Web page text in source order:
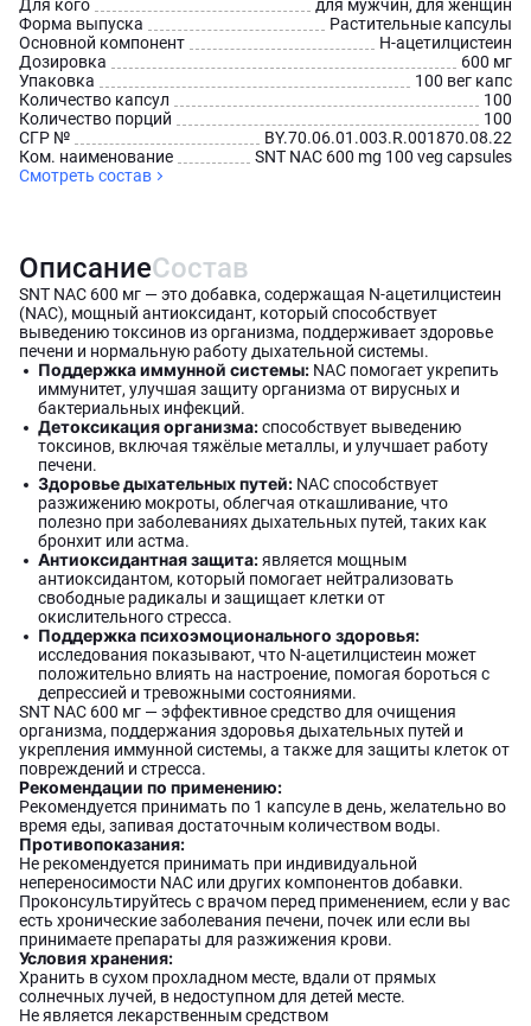
Для кого
для мужчин, для женщин
Форма выпуска
Растительные капсулы
Основной компонент
Н-ацетилцистеин
Дозировка
600 мг
Упаковка
100 вег капс
Количество капсул
100
Количество порций
100
СГР №
BY.70.06.01.003.R.001870.08.22
Ком. наименование
SNT NAC 600 mg 100 veg capsules
Смотреть состав
ОписаниеСостав
SNT NAC 600 мг — это добавка, содержащая N-ацетилцистеин
(NAC), мощный антиоксидант, который способствует
выведению токсинов из организма, поддерживает здоровье
печени и нормальную работу дыхательной системы.
Поддержка иммунной системы: NAC помогает укрепить
иммунитет, улучшая защиту организма от вирусных и
бактериальных инфекций.
Детоксикация организма:способствует выведению
токсинов, включая тяжёлые металлы, и улучшает работу
печени.
Здоровье дыхательных путей: NAC способствует
разжижению мокроты, облегчая откашливание, что
полезно при заболеваниях дыхательных путей, таких как
бронхит или астма.
Антиоксидантная защита:является мощным
антиоксидантом, который помогает нейтрализовать
свободные радикалы и защищает клетки от
окислительного стресса.
Поддержка психоэмоционального здоровья:
исследования показывают, что N-ацетилцистеин может
положительно влиять на настроение, помогая бороться с
депрессией и тревожными состояниями.
SNT NAC 600 мг — эффективное средство для очищения
организма, поддержания здоровья дыхательных путей и
укрепления иммунной системы, а также для защиты клеток от
повреждений и стресса.
Рекомендации по применению:
Рекомендуется принимать по 1 капсуле в день, желательно во
время еды, запивая достаточным количеством воды.
Противопоказания:
Не рекомендуется принимать при индивидуальной
непереносимости NAC или других компонентов добавки.
Проконсультируйтесь с врачом перед применением, если у вас
есть хронические заболевания печени, почек или если вы
принимаете препараты для разжижения крови.
Условия хранения:
Хранить в сухом прохладном месте, вдали от прямых
солнечных лучей, в недоступном для детей месте.
Не является лекарственным средством